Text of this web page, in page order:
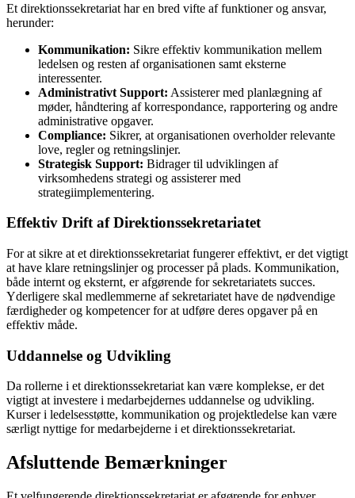
Et direktionssekretariat har en bred vifte af funktioner og ansvar,
herunder:
Kommunikation: Sikre effektiv kommunikation mellem
ledelsen og resten af organisationen samt eksterne
interessenter.
Administrativt Support: Assisterer med planlægning af
møder, håndtering af korrespondance, rapportering og andre
administrative opgaver.
Compliance: Sikrer, at organisationen overholder relevante
love, regler og retningslinjer.
Strategisk Support: Bidrager til udviklingen af
virksomhedens strategi og assisterer med
strategiimplementering.
Effektiv Drift af Direktionssekretariatet
For at sikre at et direktionssekretariat fungerer effektivt, er det vigtigt
at have klare retningslinjer og processer på plads. Kommunikation,
både internt og eksternt, er afgørende for sekretariatets succes.
Yderligere skal medlemmerne af sekretariatet have de nødvendige
færdigheder og kompetencer for at udføre deres opgaver på en
effektiv måde.
Uddannelse og Udvikling
Da rollerne i et direktionssekretariat kan være komplekse, er det
vigtigt at investere i medarbejdernes uddannelse og udvikling.
Kurser i ledelsesstøtte, kommunikation og projektledelse kan være
særligt nyttige for medarbejderne i et direktionssekretariat.
Afsluttende Bemærkninger